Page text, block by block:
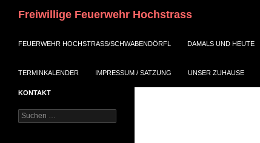
Freiwillige Feuerwehr Hochstrass
FEUERWEHR HOCHSTRASS/SCHWABENDÖRFL
DAMALS UND HEUTE
TERMINKALENDER IMPRESSUM / SATZUNG UNSER ZUHAUSE
KONTAKT
Suchen
nach: